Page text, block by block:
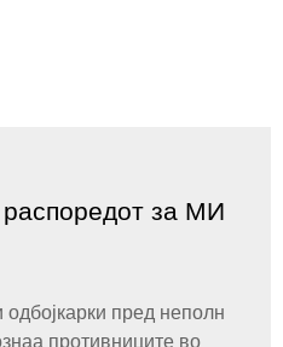
распоредот за МИ
пред неполн
противниците во